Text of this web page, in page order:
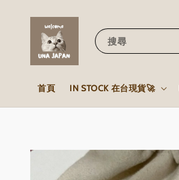
搜尋
首頁 IN STOCK 在台現貨🚀